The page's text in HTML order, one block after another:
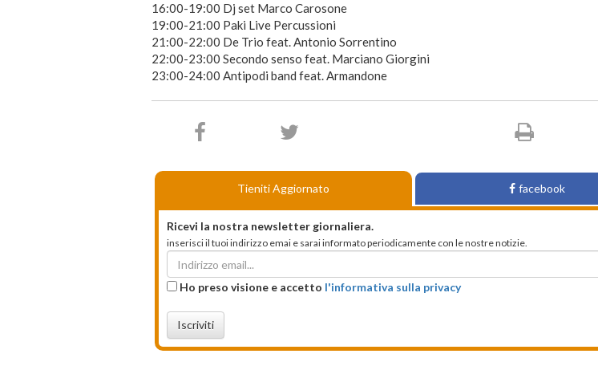
16:00-19:00 Dj set Marco Carosone
19:00-21:00 Paki Live Percussioni
21:00-22:00 De Trio feat. Antonio Sorrentino
22:00-23:00 Secondo senso feat. Marciano Giorgini
23:00-24:00 Antipodi band feat. Armandone
Tieniti Aggiornato facebook
Ricevi la nostra newsletter giornaliera.
inserisci il tuoi indirizzo emai e sarai informato periodicamente con le nostre notizie.
Ho preso visione e accetto l'informativa sulla privacy
Iscriviti